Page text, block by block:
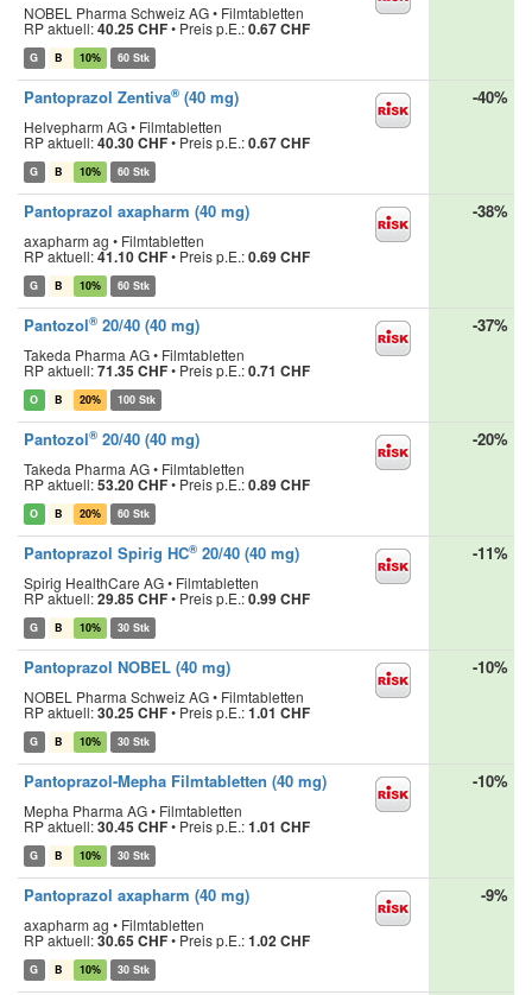
NOBEL Pharma Schweiz AG • Filmtabletten
RP aktuell:40.25 CHF• Preis p.E.:0.67 CHF
G B 10% 60 Stk
Pantoprazol Zentiva® (40 mg)
Helvepharm AG • Filmtabletten
RP aktuell:40.30 CHF• Preis p.E.:0.67 CHF
G B 10% 60 Stk
-40%
Pantoprazol axapharm (40 mg)
axapharm ag • Filmtabletten
RP aktuell:41.10 CHF• Preis p.E.:0.69 CHF
G B 10% 60 Stk
-38%
Pantozol® 20/40 (40 mg)
Takeda Pharma AG • Filmtabletten
RP aktuell:71.35 CHF• Preis p.E.:0.71 CHF
O B 20% 100 Stk
-37%
Pantozol® 20/40 (40 mg)
Takeda Pharma AG • Filmtabletten
RP aktuell:53.20 CHF• Preis p.E.:0.89 CHF
O B 20% 60 Stk
-20%
Pantoprazol Spirig HC® 20/40 (40 mg)
Spirig HealthCare AG • Filmtabletten
RP aktuell:29.85 CHF• Preis p.E.:0.99 CHF
G B 10% 30 Stk
-11%
Pantoprazol NOBEL (40 mg)
NOBEL Pharma Schweiz AG • Filmtabletten
RP aktuell:30.25 CHF• Preis p.E.:1.01 CHF
G B 10% 30 Stk
-10%
Pantoprazol-Mepha Filmtabletten (40 mg)
Mepha Pharma AG • Filmtabletten
RP aktuell:30.45 CHF• Preis p.E.:1.01 CHF
G B 10% 30 Stk
-10%
Pantoprazol axapharm (40 mg)
axapharm ag • Filmtabletten
RP aktuell:30.65 CHF• Preis p.E.:1.02 CHF
G B 10% 30 Stk
-9%